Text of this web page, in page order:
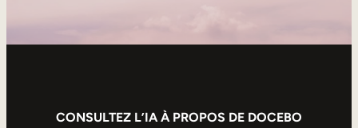
CONSULTEZ L’IA À PROPOS DE DOCEBO